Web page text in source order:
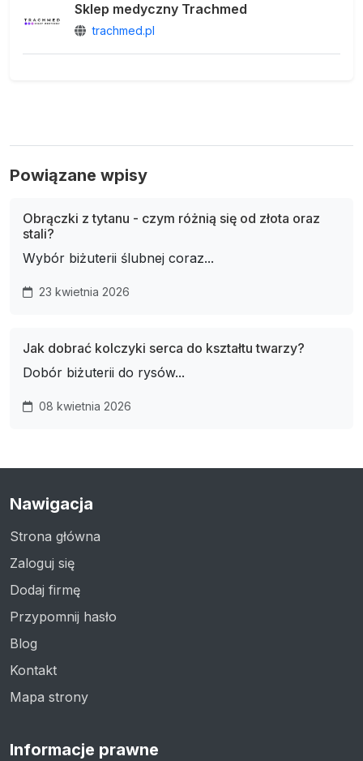
Sklep medyczny Trachmed
trachmed.pl
Powiązane wpisy
Obrączki z tytanu - czym różnią się od złota oraz
stali?
Wybór biżuterii ślubnej coraz...
23 kwietnia 2026
Jak dobrać kolczyki serca do kształtu twarzy?
Dobór biżuterii do rysów...
08 kwietnia 2026
Nawigacja
Strona główna
Zaloguj się
Dodaj firmę
Przypomnij hasło
Blog
Kontakt
Mapa strony
Informacje prawne